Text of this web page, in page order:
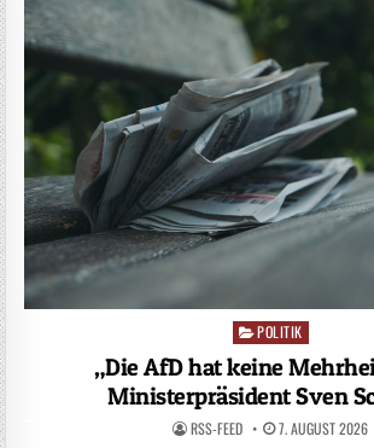
Posted
in
POLITIK
„Die AfD hat keine
Ministerpräsident Sven
RSS-FEED 7. AUGUST 2026